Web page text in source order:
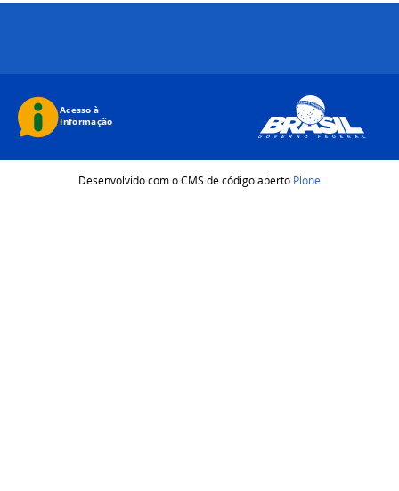
Desenvolvido com o CMS de código aberto Plone